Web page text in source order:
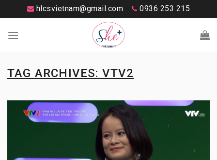
to
content
hlcsvietnam@gmail.com 0936 253 215
TAG ARCHIVES: VTV2